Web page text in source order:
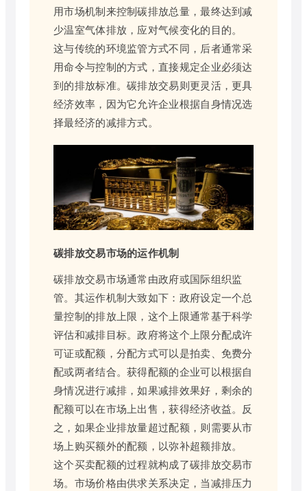
用市场机制来控制碳排放总量，最终达到减
少温室气体排放，应对气候变化的目的。
这与传统的环境监管方式不同，后者通常采
用命令与控制的方式，直接规定企业必须达
到的排放标准。碳排放交易则更灵活，更具
经济效率，因为它允许企业根据自身情况选
择最经济的减排方式。
碳排放交易市场的运作机制
碳排放交易市场通常由政府或国际组织监
管。其运作机制大致如下：政府设定一个总
量控制的排放上限，这个上限通常基于科学
评估和减排目标。政府将这个上限分配成许
可证或配额，分配方式可以是拍卖、免费分
配或两者结合。获得配额的企业可以根据自
身情况进行减排，如果减排效果好，剩余的
配额可以在市场上出售，获得经济收益。反
之，如果企业排放量超过配额，则需要从市
场上购买额外的配额，以弥补超额排放。
这个买卖配额的过程就构成了碳排放交易市
场。市场价格由供求关系决定，当减排压力